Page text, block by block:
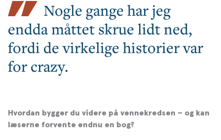
Nogle gange har jeg
endda måttet skrue lidt ned,
fordi de virkelige historier var
for crazy.
Hvordan bygger du videre på vennekredsen – og kan
læserne forvente endnu en bog?